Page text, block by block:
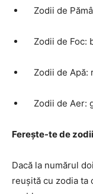
Zodii de
Zodii de Foc:
Zodii de Apă:
Zodii de Aer:
Fereşte-te de
Dacă la numărul
reuşită cu zodia ta